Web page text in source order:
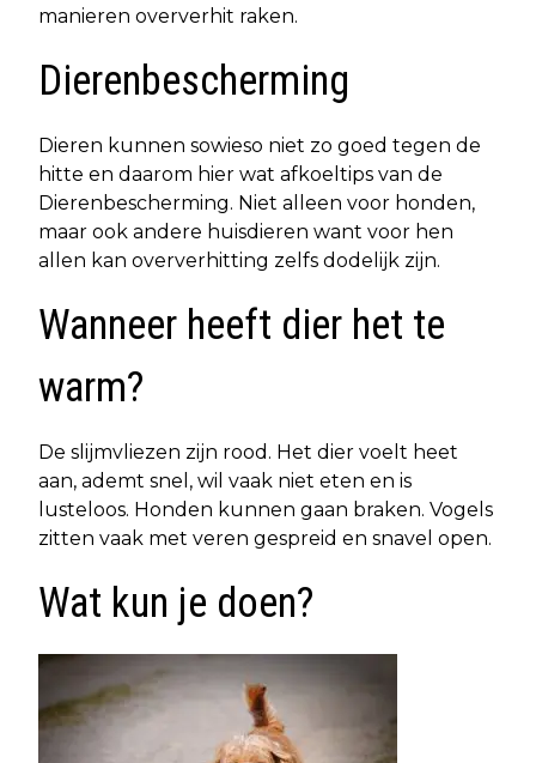
manieren oververhit raken.
Dierenbescherming
Dieren kunnen sowieso niet zo goed tegen de
hitte en daarom hier wat afkoeltips van de
Dierenbescherming. Niet alleen voor honden,
maar ook andere huisdieren want voor hen
allen kan oververhitting zelfs dodelijk zijn.
Wanneer heeft dier het te
warm?
De slijmvliezen zijn rood. Het dier voelt heet
aan, ademt snel, wil vaak niet eten en is
lusteloos. Honden kunnen gaan braken. Vogels
zitten vaak met veren gespreid en snavel open.
Wat kun je doen?